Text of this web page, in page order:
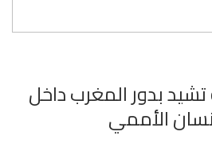
بدور المغرب داخل
الأممي